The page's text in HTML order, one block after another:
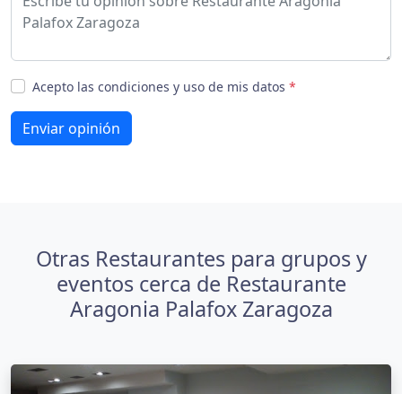
Acepto las condiciones y uso de mis datos *
Enviar opinión
Otras Restaurantes para grupos y
eventos cerca de Restaurante
Aragonia Palafox Zaragoza